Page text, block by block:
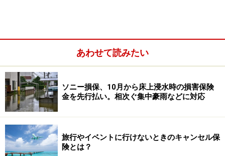
一般的に「キャンセル費用保険」「キャンセル保険」と
呼ばれています（ここでは以下、キャンセル保険と記載
します）。
あわせて読みたい
ソニー損保、10月から床上浸水時の損害保険
金を先行払い。相次ぐ集中豪雨などに対応
旅行やイベントに行けないときのキャンセル保
険とは？